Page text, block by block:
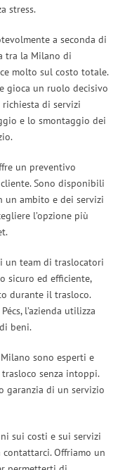
stress.
a seconda di
tra la Milano di
molto sul costo totale.
gioca un ruolo decisivo
richiesta di servizi
e lo smontaggio dei
un preventivo
Sono disponibili
un ambito e dei servizi
l’opzione più
un team di traslocatori
sicuro ed efficiente,
durante il trasloco.
l’azienda utilizza
beni.
sono esperti e
senza intoppi.
garanzia di un servizio
sui costi e sui servizi
Offriamo un